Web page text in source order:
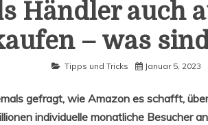
Händler auch
– was
Tipps und Tricks Januar 5, 2023
gefragt, wie Amazon es schafft,
individuelle monatliche Besucher